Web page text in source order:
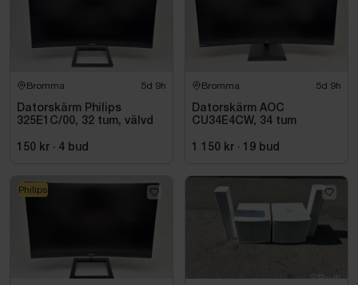
Bromma 5d 9h
Datorskärm Philips
325E1C/00, 32 tum, välvd
150 kr · 4 bud
Bromma 5d 9h
Datorskärm AOC
CU34E4CW, 34 tum
1 150 kr · 19 bud
Philips